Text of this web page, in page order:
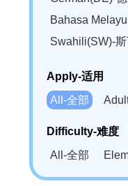
Bahasa
Swahili(SW)-
Apply-适用
All-全部
Difficulty-难度
All-全部